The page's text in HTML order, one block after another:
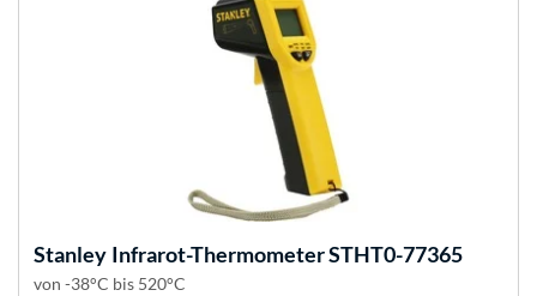
Stanley Infrarot-Thermometer STHT0-77365
von -38°C bis 520°C